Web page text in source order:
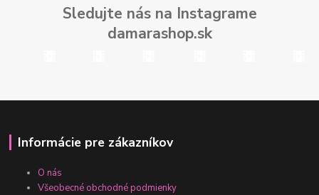
Sledujte nás na Instagrame
damarashop.sk
Informácie pre zákazníkov
O nás
Všeobecné obchodné podmienky